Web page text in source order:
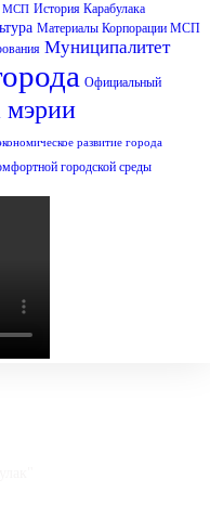
МСП История Карабулака
Материалы Корпорации МСП
Муниципалитет
Официальный
мэрии
развитие города
городской среды